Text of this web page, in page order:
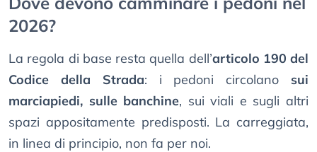
2026?
La regola di base resta quella dell’articolo 190 del
Codice della Strada: i pedoni circolano sui
marciapiedi, sulle banchine, sui viali e sugli altri
spazi appositamente predisposti. La carreggiata,
in linea di principio, non fa per noi.